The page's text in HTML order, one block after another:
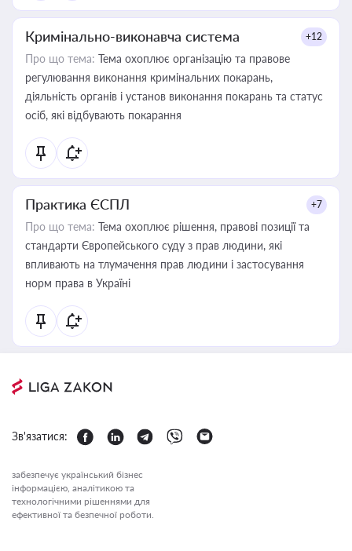
Кримінально-виконавча система +12
Про що тема: Тема охоплює організацію та правове
регулювання виконання кримінальних покарань,
діяльність органів і установ виконання покарань та статус
осіб, які відбувають покарання
Практика ЄСПЛ +7
Про що тема: Тема охоплює рішення, правові позиції та
стандарти Європейського суду з прав людини, які
впливають на тлумачення прав людини і застосування
норм права в Україні
Зв'язатися:
забезпечує український бізнес
інформацією, аналітикою та
технологічними рішеннями для
ефективної та безпечної роботи.